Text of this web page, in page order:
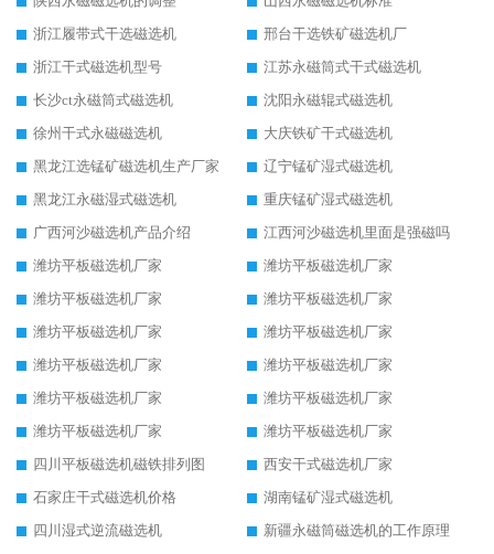
浙江履带式干选磁选机
邢台干选铁矿磁选机厂
浙江干式磁选机型号
江苏永磁筒式干式磁选机
长沙ct永磁筒式磁选机
沈阳永磁辊式磁选机
徐州干式永磁磁选机
大庆铁矿干式磁选机
黑龙江选锰矿磁选机生产厂家
辽宁锰矿湿式磁选机
黑龙江永磁湿式磁选机
重庆锰矿湿式磁选机
广西河沙磁选机产品介绍
江西河沙磁选机里面是强磁吗
潍坊平板磁选机厂家
潍坊平板磁选机厂家
潍坊平板磁选机厂家
潍坊平板磁选机厂家
潍坊平板磁选机厂家
潍坊平板磁选机厂家
潍坊平板磁选机厂家
潍坊平板磁选机厂家
潍坊平板磁选机厂家
潍坊平板磁选机厂家
潍坊平板磁选机厂家
潍坊平板磁选机厂家
四川平板磁选机磁铁排列图
西安干式磁选机厂家
石家庄干式磁选机价格
湖南锰矿湿式磁选机
四川湿式逆流磁选机
新疆永磁筒磁选机的工作原理